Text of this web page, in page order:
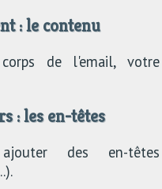
: le contenu
de l'email, votre
: les en-têtes
des en-têtes